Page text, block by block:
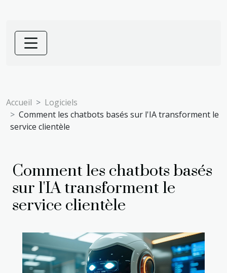
Accueil
Logiciels
Comment les chatbots basés sur l'IA transforment le
service clientèle
Comment les chatbots basés
sur l'IA transforment le
service clientèle